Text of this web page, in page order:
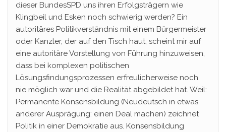
dieser BundesSPD uns ihren Erfolgsträgern wie
Klingbeil und Esken noch schwierig werden? Ein
autoritäres Politikverständnis mit einem Bürgermeister
oder Kanzler, der auf den Tisch haut, scheint mir auf
eine autoritäre Vorstellung von Führung hinzuweisen,
dass bei komplexen politischen
Lösungsfindungsprozessen erfreulicherweise noch
nie möglich war und die Realität abgebildet hat. Weil:
Permanente Konsensbildung (Neudeutsch in etwas
anderer Ausprägung: einen Deal machen) zeichnet
Politik in einer Demokratie aus. Konsensbildung